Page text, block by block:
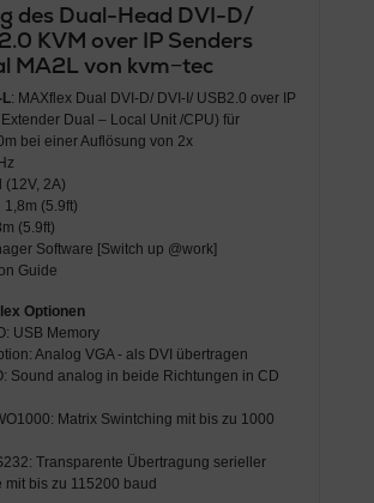
des Dual-Head DVI-D/
KVM over IP Senders
MA2L von kvm−tec
: MAXflex Dual DVI-D/ DVI-I/ USB2.0 over IP
Dual – Local Unit /CPU) für
bei einer Auflösung von 2x
(12V, 2A)
(5.9ft)
(5.9ft)
Software [Switch up @work]
Guide
Optionen
USB Memory
Analog VGA - als DVI übertragen
Sound analog in beide Richtungen in CD
Matrix Swintching mit bis zu 1000
Transparente Übertragung serieller
mit bis zu 115200 baud